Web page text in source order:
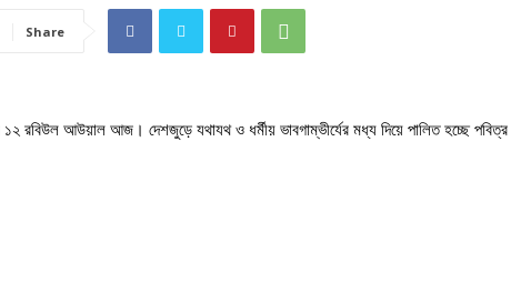
Share
রবিউল আউয়াল আজ। দেশজুড়ে যথাযথ ও ধর্মীয় ভাবগাম্ভীর্যের মধ্য দিয়ে পালিত হচ্ছে পবিত্র